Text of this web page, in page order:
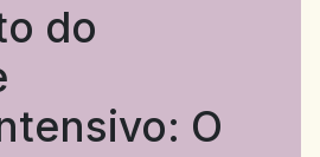
do
O